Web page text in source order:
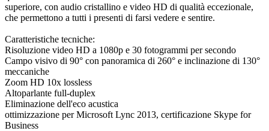
superiore, con audio cristallino e video HD di qualità eccezionale,
che permettono a tutti i presenti di farsi vedere e sentire.
Caratteristiche tecniche:
Risoluzione video HD a 1080p e 30 fotogrammi per secondo
Campo visivo di 90° con panoramica di 260° e inclinazione di 130°
meccaniche
Zoom HD 10x lossless
Altoparlante full-duplex
Eliminazione dell'eco acustica
ottimizzazione per Microsoft Lync 2013, certificazione Skype for
Business